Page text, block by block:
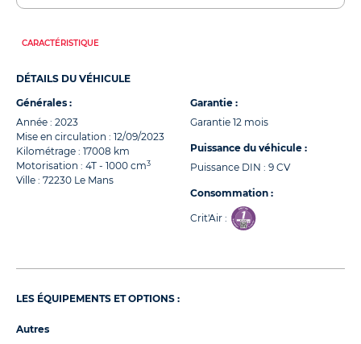
CARACTÉRISTIQUE
DÉTAILS DU VÉHICULE
Générales :
Année : 2023
Mise en circulation : 12/09/2023
Kilométrage : 17008 km
Motorisation : 4T - 1000 cm3
Ville : 72230 Le Mans
Garantie :
Garantie 12 mois
Puissance du véhicule :
Puissance DIN : 9 CV
Consommation :
Crit'Air :
LES ÉQUIPEMENTS ET OPTIONS :
Autres